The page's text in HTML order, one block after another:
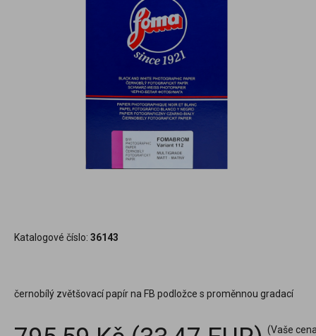
Katalogové číslo: 36143
černobílý zvětšovací papír na FB podložce s proměnnou gradací
(Vaše